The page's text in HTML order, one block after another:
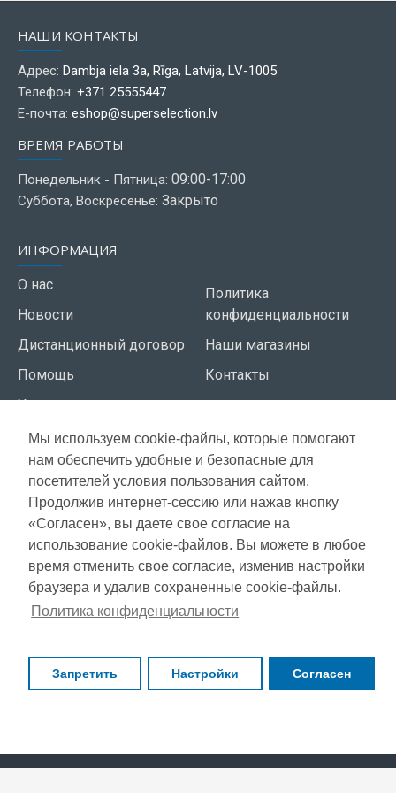
Мы используем cookie-файлы, которые помогают
нам обеспечить удобные и безопасные для
посетителей условия пользования сайтом.
Продолжив интернет-сессию или нажав кнопку
«Согласен», вы даете свое согласие на
использование cookie-файлов. Вы можете в любое
время отменить свое согласие, изменив настройки
браузера и удалив сохраненные cookie-файлы.
Политика конфиденциальности
Запретить Настройки Согласен
НАШИ КОНТАКТЫ
Адрес: Dambja iela 3a, Rīga, Latvija, LV-1005
Телефон: +371 25555447
Е-почта: eshop@superselection.lv
ВРЕМЯ РАБОТЫ
Понедельник - Пятница: 09:00-17:00
Суббота, Воскресенье: Закрыто
ИНФОРМАЦИЯ
О нас
Новости
Дистанционный договор
Помощь
Условия использования
Политика
конфиденциальности
Наши магазины
Контакты
СЕРВИС КЛИЕНТОВ
Доставка
Оплата
Газета акций
Copyright © 2021, Super Selection, Все права защищены